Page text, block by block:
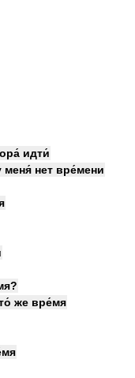
идти́
меня́ нет вре́мени
же вре́мя